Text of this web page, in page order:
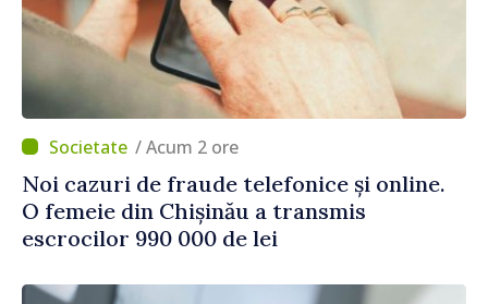
/ Acum 2 ore
Noi cazuri de fraude telefonice și online.
O femeie din Chișinău a transmis
escrocilor 990 000 de lei